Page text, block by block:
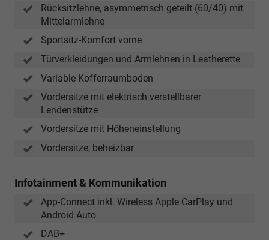
Rücksitzlehne, asymmetrisch geteilt (60/40) mit
Mittelarmlehne
Sportsitz-Komfort vorne
Türverkleidungen und Armlehnen in Leatherette
Variable Kofferraumboden
Vordersitze mit elektrisch verstellbarer
Lendenstütze
Vordersitze mit Höheneinstellung
Vordersitze, beheizbar
Infotainment & Kommunikation
App-Connect inkl. Wireless Apple CarPlay und
Android Auto
DAB+